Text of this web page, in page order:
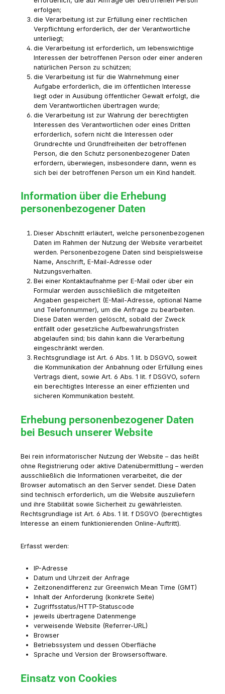
erfolgen;
die Verarbeitung ist zur Erfüllung einer rechtlichen
Verpflichtung erforderlich, der der Verantwortliche
unterliegt;
die Verarbeitung ist erforderlich, um lebenswichtige
Interessen der betroffenen Person oder einer anderen
natürlichen Person zu schützen;
die Verarbeitung ist für die Wahrnehmung einer
Aufgabe erforderlich, die im öffentlichen Interesse
liegt oder in Ausübung öffentlicher Gewalt erfolgt, die
dem Verantwortlichen übertragen wurde;
die Verarbeitung ist zur Wahrung der berechtigten
Interessen des Verantwortlichen oder eines Dritten
erforderlich, sofern nicht die Interessen oder
Grundrechte und Grundfreiheiten der betroffenen
Person, die den Schutz personenbezogener Daten
erfordern, überwiegen, insbesondere dann, wenn es
sich bei der betroffenen Person um ein Kind handelt.
Information über die Erhebung
personenbezogener Daten
Dieser Abschnitt erläutert, welche personenbezogenen
Daten im Rahmen der Nutzung der Website verarbeitet
werden. Personenbezogene Daten sind beispielsweise
Name, Anschrift, E-Mail-Adresse oder
Nutzungsverhalten.
Bei einer Kontaktaufnahme per E-Mail oder über ein
Formular werden ausschließlich die mitgeteilten
Angaben gespeichert (E-Mail-Adresse, optional Name
und Telefonnummer), um die Anfrage zu bearbeiten.
Diese Daten werden gelöscht, sobald der Zweck
entfällt oder gesetzliche Aufbewahrungsfristen
abgelaufen sind; bis dahin kann die Verarbeitung
eingeschränkt werden.
Rechtsgrundlage ist Art. 6 Abs. 1 lit. b DSGVO, soweit
die Kommunikation der Anbahnung oder Erfüllung eines
Vertrags dient, sowie Art. 6 Abs. 1 lit. f DSGVO, sofern
ein berechtigtes Interesse an einer effizienten und
sicheren Kommunikation besteht.
Erhebung personenbezogener Daten
bei Besuch unserer Website
Bei rein informatorischer Nutzung der Website – das heißt
ohne Registrierung oder aktive Datenübermittlung – werden
ausschließlich die Informationen verarbeitet, die der
Browser automatisch an den Server sendet. Diese Daten
sind technisch erforderlich, um die Website auszuliefern
und ihre Stabilität sowie Sicherheit zu gewährleisten.
Rechtsgrundlage ist Art. 6 Abs. 1 lit. f DSGVO (berechtigtes
Interesse an einem funktionierenden Online-Auftritt).
Erfasst werden:
IP-Adresse
Datum und Uhrzeit der Anfrage
Zeitzonendifferenz zur Greenwich Mean Time (GMT)
Inhalt der Anforderung (konkrete Seite)
Zugriffsstatus/HTTP-Statuscode
jeweils übertragene Datenmenge
verweisende Website (Referrer-URL)
Browser
Betriebssystem und dessen Oberfläche
Sprache und Version der Browsersoftware.
Einsatz von Cookies